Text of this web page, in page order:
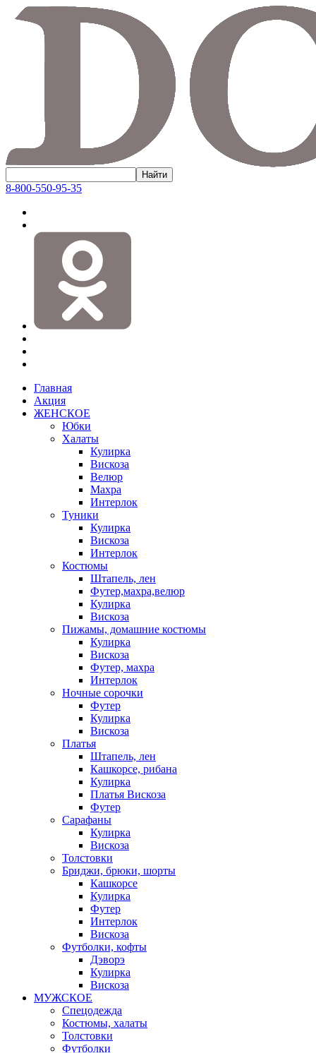
8-800-550-95-35
Главная
Акция
ЖЕНСКОЕ
Юбки
Халаты
Кулирка
Вискоза
Велюр
Махра
Интерлок
Туники
Кулирка
Вискоза
Интерлок
Костюмы
Штапель, лен
Футер,махра,велюр
Кулирка
Вискоза
Пижамы, домашние костюмы
Кулирка
Вискоза
Футер, махра
Интерлок
Ночные сорочки
Футер
Кулирка
Вискоза
Платья
Штапель, лен
Кашкорсе, рибана
Кулирка
Платья Вискоза
Футер
Сарафаны
Кулирка
Вискоза
Толстовки
Бриджи, брюки, шорты
Кашкорсе
Кулирка
Футер
Интерлок
Вискоза
Футболки, кофты
Дэворэ
Кулирка
Вискоза
МУЖСКОЕ
Спецодежда
Костюмы, халаты
Толстовки
Футболки